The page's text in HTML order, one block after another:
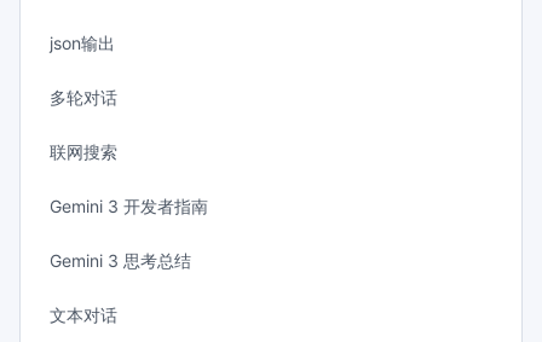
json输出
多轮对话
联网搜索
Gemini 3 开发者指南
Gemini 3 思考总结
文本对话